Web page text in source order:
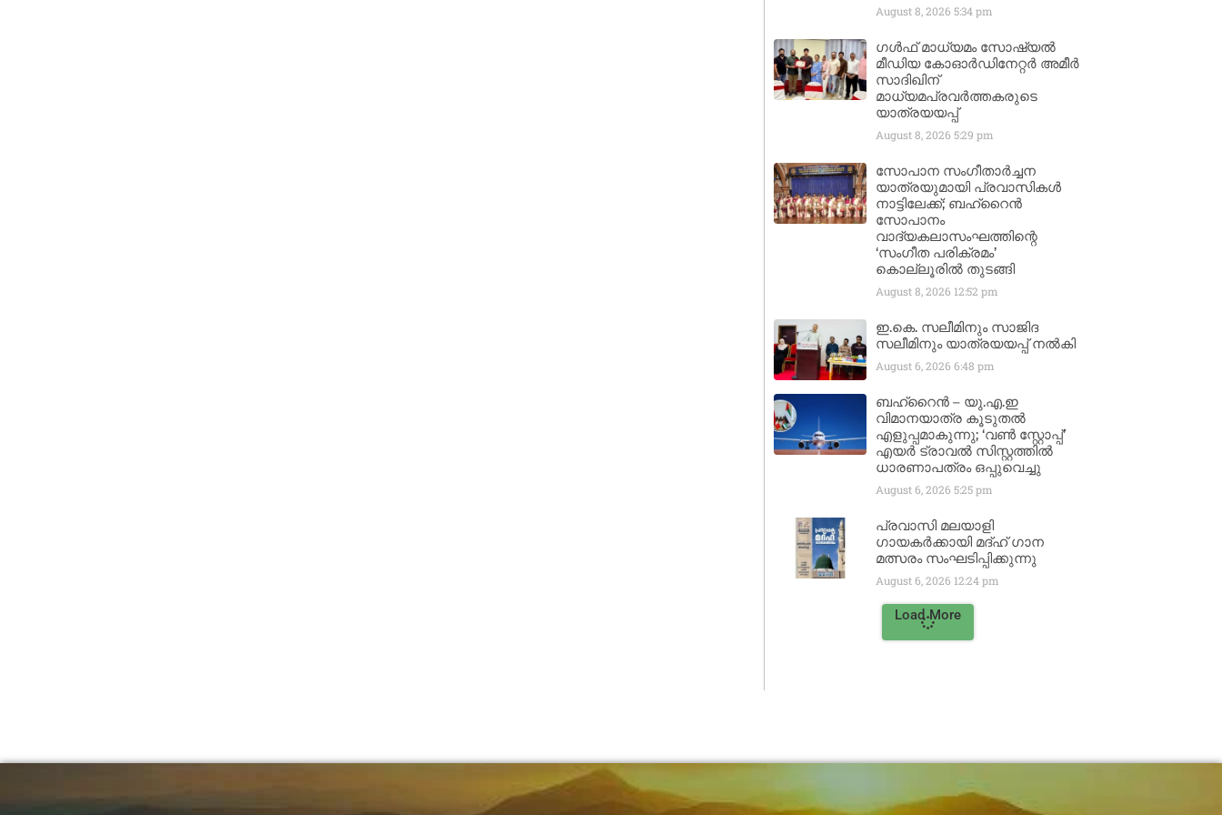
August 8, 2026 5:34 pm
ഗൾഫ് മാധ്യമം സോഷ്യൽ
മീഡിയ കോഓർഡിനേറ്റർ അമീർ
സാദിഖിന്
മാധ്യമപ്രവർത്തകരുടെ
യാത്രയയപ്പ്
August 8, 2026 5:29 pm
സോപാന സംഗീതാർച്ചന
യാത്രയുമായി പ്രവാസികൾ
നാട്ടിലേക്ക്; ബഹ്‌റൈൻ
സോപാനം
വാദ്യകലാസംഘത്തിന്റെ
‘സംഗീത പരിക്രമം’
കൊല്ലൂരിൽ തുടങ്ങി
August 8, 2026 12:52 pm
ഇ.കെ. സലീമിനും സാജിദ
സലീമിനും യാത്രയയപ്പ് നൽകി
August 6, 2026 6:48 pm
ബഹ്‌റൈൻ – യു.എ.ഇ
വിമാനയാത്ര കൂടുതൽ
എളുപ്പമാകുന്നു; ‘വൺ സ്റ്റോപ്പ്’
എയർ ട്രാവൽ സിസ്റ്റത്തിൽ
ധാരണാപത്രം ഒപ്പുവെച്ചു
August 6, 2026 5:25 pm
പ്രവാസി മലയാളി
ഗായകർക്കായി മദ്ഹ് ഗാന
മത്സരം സംഘടിപ്പിക്കുന്നു
August 6, 2026 12:24 pm
Load More